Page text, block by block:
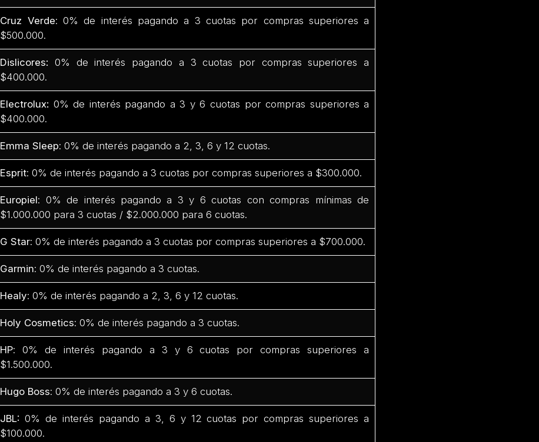
Cruz Verde: 0% de interés pagando a 3 cuotas por compras superiores a
$500.000.
Dislicores: 0% de interés pagando a 3 cuotas por compras superiores a
$400.000.
Electrolux: 0% de interés pagando a 3 y 6 cuotas por compras superiores a
$400.000.
Emma Sleep: 0% de interés pagando a 2, 3, 6 y 12 cuotas.
Esprit: 0% de interés pagando a 3 cuotas por compras superiores a $300.000.
Europiel: 0% de interés pagando a 3 y 6 cuotas con compras mínimas de
$1.000.000 para 3 cuotas / $2.000.000 para 6 cuotas.
G Star: 0% de interés pagando a 3 cuotas por compras superiores a $700.000.
Garmin: 0% de interés pagando a 3 cuotas.
Healy: 0% de interés pagando a 2, 3, 6 y 12 cuotas.
Holy Cosmetics: 0% de interés pagando a 3 cuotas.
HP: 0% de interés pagando a 3 y 6 cuotas por compras superiores a
$1.500.000.
Hugo Boss: 0% de interés pagando a 3 y 6 cuotas.
JBL: 0% de interés pagando a 3, 6 y 12 cuotas por compras superiores a
$100.000.